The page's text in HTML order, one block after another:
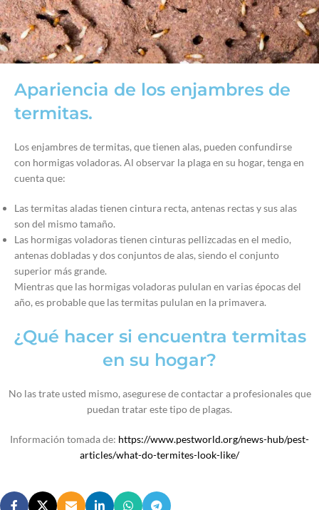
Apariencia de los enjambres de
termitas.
Los enjambres de termitas, que tienen alas, pueden confundirse
con hormigas voladoras. Al observar la plaga en su hogar, tenga en
cuenta que:
Las termitas aladas tienen cintura recta, antenas rectas y sus alas
son del mismo tamaño.
Las hormigas voladoras tienen cinturas pellizcadas en el medio,
antenas dobladas y dos conjuntos de alas, siendo el conjunto
superior más grande.
Mientras que las hormigas voladoras pululan en varias épocas del
año, es probable que las termitas pululan en la primavera.
¿Qué hacer si encuentra termitas
en su hogar?
No las trate usted mismo, asegurese de contactar a profesionales que
puedan tratar este tipo de plagas.
Información tomada de: https://www.pestworld.org/news-hub/pest-
articles/what-do-termites-look-like/